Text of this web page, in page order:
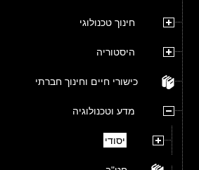
חינוך טכנולוגי
היסטוריה
כישורי חיים וחינוך חברתי
מדע וטכנולוגיה
יסודי